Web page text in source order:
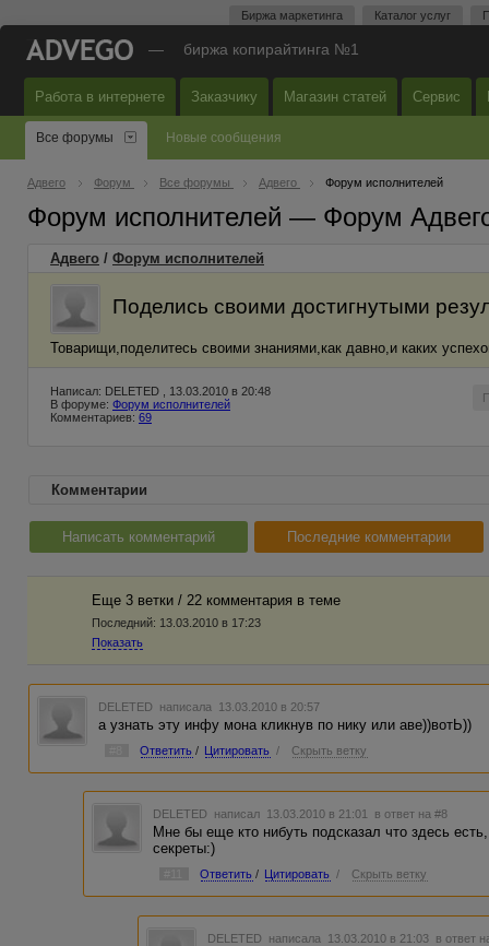
Биржа маркетинга Каталог услуг
— биржа копирайтинга №1
Работа в интернете Заказчику Магазин статей Сервис
Все форумы Новые сообщения
Адвего Форум Все форумы Адвего Форум исполнителей
Форум исполнителей — Форум
Адвего / Форум исполнителей
Поделись своими достигнутыми
Товарищи,поделитесь своими знаниями,как давно,и каких
Написал: DELETED , 13.03.2010 в 20:48
В форуме: Форум исполнителей
Комментариев: 69
Комментарии
Написать комментарий Последние комментарии
Еще 3 ветки / 22 комментария в темe
Последний: 13.03.2010 в 17:23
Показать
DELETED написала 13.03.2010 в 20:57
а узнать эту инфу мона кликнув по нику или аве))вотЬ))
Ответить / Цитировать / Скрыть ветку
DELETED написал 13.03.2010 в 21:01 в ответ на #8
Мне бы еще кто нибуть подсказал что здесь
секреты:)
Ответить / Цитировать / Скрыть ветку
DELETED написала 13.03.2010 в 21:03 в ответ